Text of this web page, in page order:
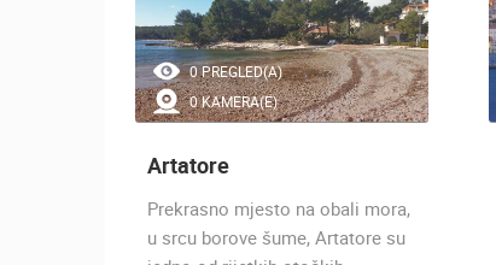
0 PREGLED(A)
0 KAMERA(E)
Artatore
Prekrasno mjesto na obali mora,
u srcu borove šume, Artatore su